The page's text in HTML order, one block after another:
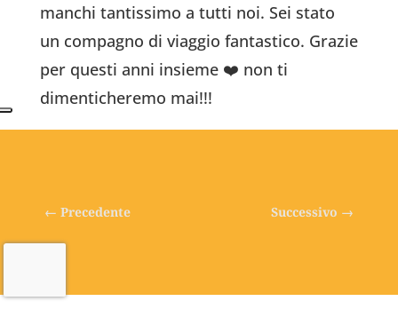
manchi tantissimo a tutti noi. Sei stato
un compagno di viaggio fantastico. Grazie
per questi anni insieme ❤️ non ti
dimenticheremo mai!!!
← Precedente Successivo →